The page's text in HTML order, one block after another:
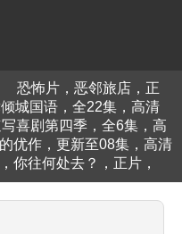
恐怖片，恶邻旅店，正
城国语，全22集，高清
喜剧第四季，全6集，高
优作，更新至08集，高清
你往何处去？，正片，